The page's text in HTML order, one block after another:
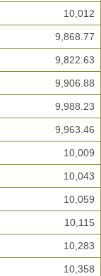
10,012
9,868.77
9,822.63
9,906.88
9,988.23
9,963.46
10,009
10,043
10,059
10,115
10,283
10,358